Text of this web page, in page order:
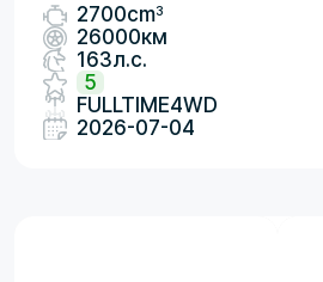
2700cm3
26000км
163л.с.
5
FULLTIME4WD
2026-07-04